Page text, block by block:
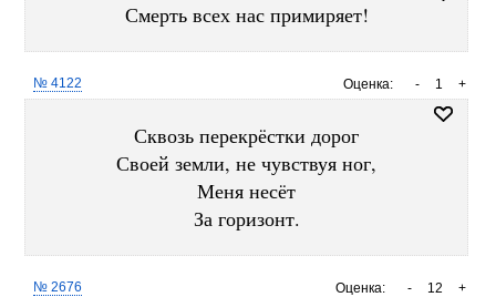
Смерть всех нас примиряет!
Оценка: +
1
-
№ 4122
Сквозь перекрёстки дорог
Своей земли, не чувствуя ног,
Меня несёт
За горизонт.
Оценка: +
12
-
№ 2676